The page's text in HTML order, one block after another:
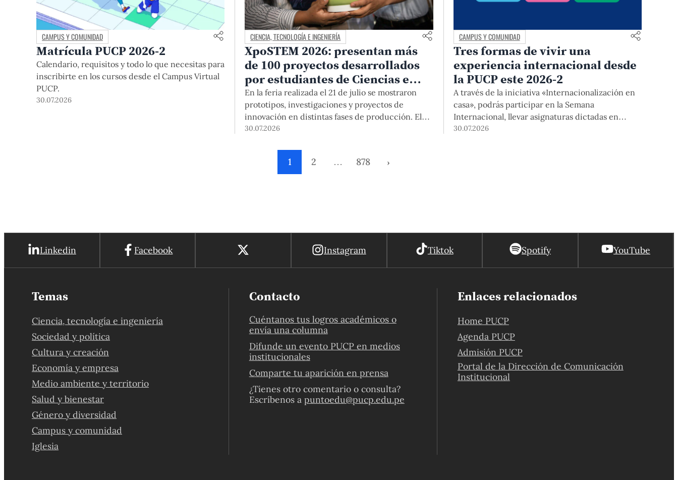
CAMPUS Y COMUNIDAD
Matrícula PUCP 2026-2
Calendario, requisitos y todo lo que necesitas para
inscribirte en los cursos desde el Campus Virtual
PUCP.
30.07.2026
CIENCIA, TECNOLOGÍA E INGENIERÍA
XpoSTEM 2026: presentan más
de 100 proyectos desarrollados
por estudiantes de Ciencias e
Ingeniería PUCP orientados a
atender necesidades del país
En la feria realizada el 21 de julio se mostraron
prototipos, investigaciones y proyectos de
innovación en distintas fases de producción. El
encuentro mostró cómo el conocimiento
concretos del Perú en salud, robótica,
inteligencia artificial, sostenibilidad y sectores
productivos.
30.07.2026
CAMPUS Y COMUNIDAD
Tres formas de vivir una
experiencia internacional desde
la PUCP este 2026-2
A través de la iniciativa «Internacionalización en
casa», podrás participar en la Semana
Internacional, llevar asignaturas dictadas en
inglés, y acceder a módulos COIL junto con
30.07.2026
1 2 … 878 ›
Linkedin Facebook Instagram Tiktok Spotify YouTube
Temas
Ciencia, tecnología e ingeniería
Sociedad y política
Cultura y creación
Economía y empresa
Medio ambiente y territorio
Salud y bienestar
Género y diversidad
Campus y comunidad
Iglesia
Contacto
Cuéntanos tus logros académicos o
envía una columna
Difunde un evento PUCP en medios
institucionales
Comparte tu aparición en prensa
¿Tienes otro comentario o consulta?
Escríbenos a puntoedu@pucp.edu.pe
Enlaces relacionados
Home PUCP
Agenda PUCP
Admisión PUCP
Portal de la Dirección de Comunicación
Institucional